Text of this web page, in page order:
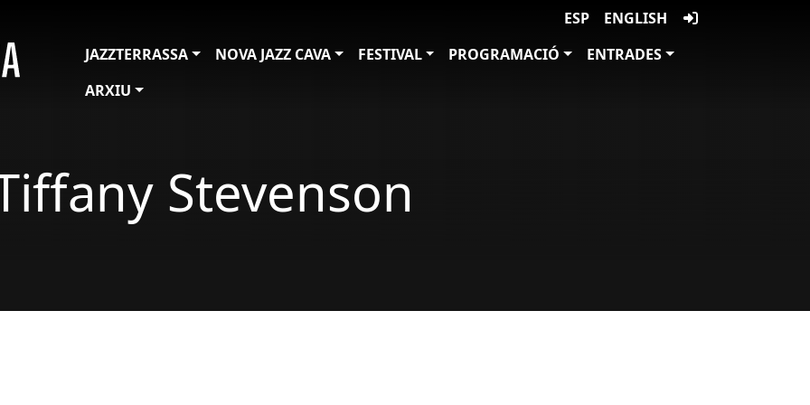
ESP
ENGLISH
JAZZTERRASSA
NOVA JAZZ CAVA FESTIVAL PROGRAMACIÓ
ENTRADES
ARXIU
Stevenson